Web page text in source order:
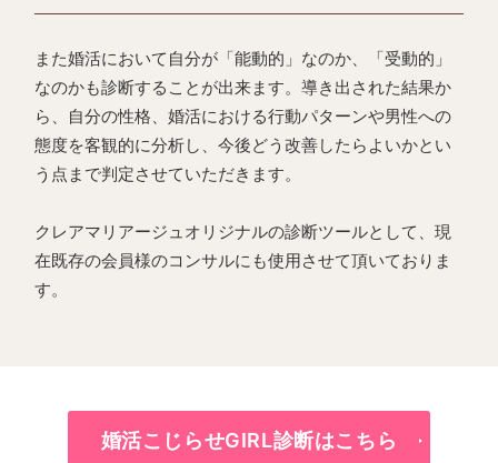
また婚活において自分が「能動的」なのか、「受動的」
なのかも診断することが出来ます。導き出された結果か
ら、自分の性格、婚活における行動パターンや男性への
態度を客観的に分析し、今後どう改善したらよいかとい
う点まで判定させていただきます。
クレアマリアージュオリジナルの診断ツールとして、現
在既存の会員様のコンサルにも使用させて頂いておりま
す。
婚活こじらせGIRL診断はこちら